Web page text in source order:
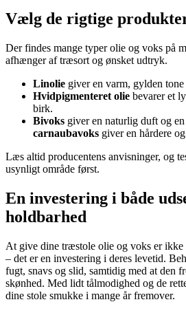
Vælg de rigtige
Der findes mange typer olie og voks på
afhænger af træsort og ønsket udtryk.
Linolie giver en varm, gylden
Hvidpigmenteret olie bevarer et
birk.
Bivoks giver en naturlig duft og
carnaubavoks giver en hårdere
Læs altid producentens anvisninger, og
usynligt område først.
En investering i både
holdbarhed
At give dine træstole olie og voks er
– det er en investering i deres levetid.
fugt, snavs og slid, samtidig med at den
skønhed. Med lidt tålmodighed og de
dine stole smukke i mange år fremover.